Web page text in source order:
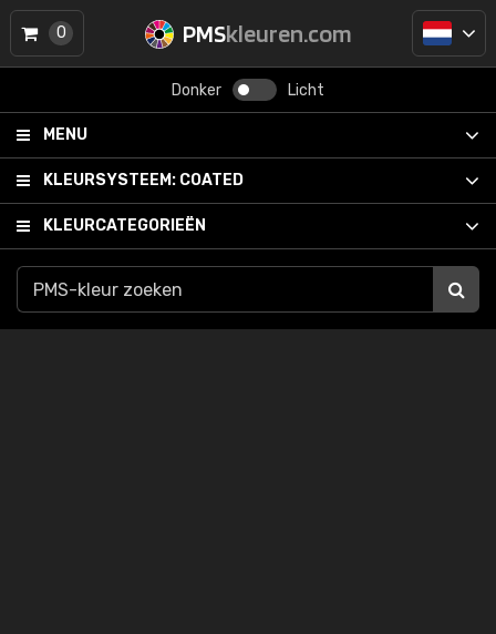
PMSkleuren.com
Donker Licht
MENU
KLEURSYSTEEM: COATED
KLEURCATEGORIEËN
0